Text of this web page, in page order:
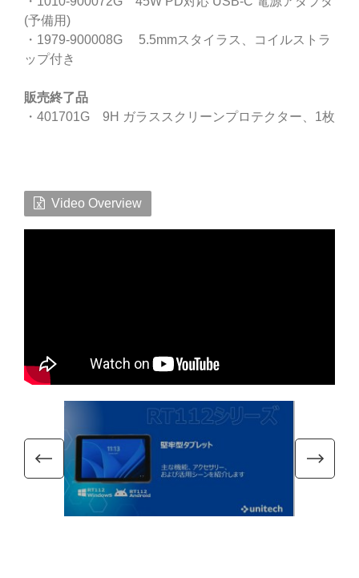
(予備用)
・1979-900008G 5.5mmスタイラス、コイルストラ
ップ付き
販売終了品
・401701G 9H ガラススクリーンプロテクター、1枚
Video Overview